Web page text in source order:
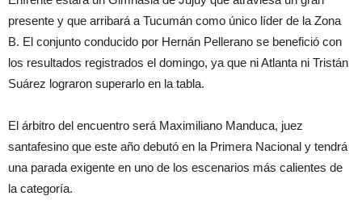
presente y que arribará a Tucumán como único líder de la Zona
B. El conjunto conducido por Hernán Pellerano se benefició con
los resultados registrados el domingo, ya que ni Atlanta ni Tristán
Suárez lograron superarlo en la tabla.
El árbitro del encuentro será Maximiliano Manduca, juez
santafesino que este año debutó en la Primera Nacional y tendrá
una parada exigente en uno de los escenarios más calientes de
la categoría.